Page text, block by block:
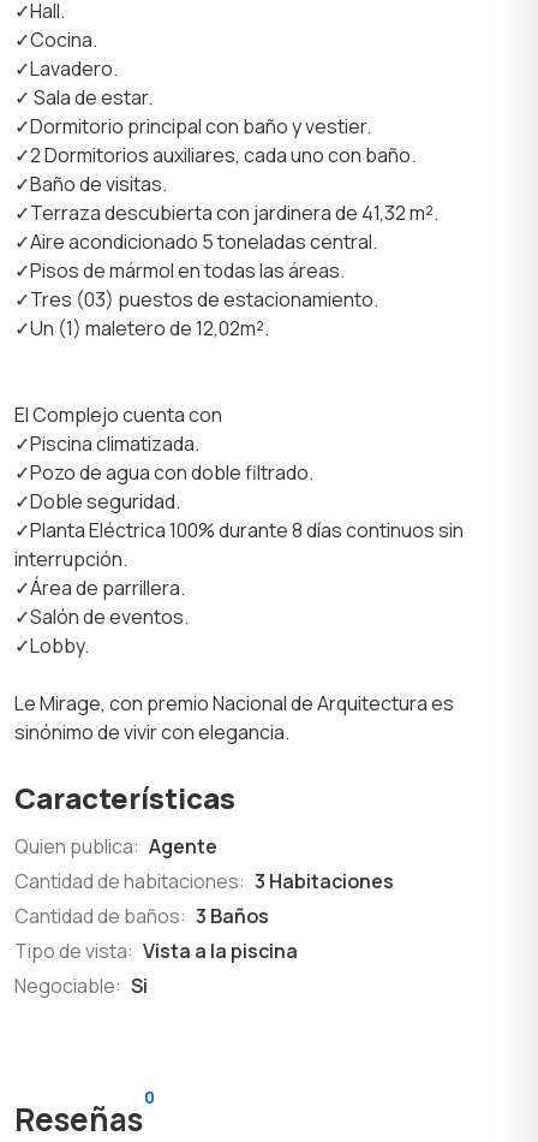
✓Hall.
✓Cocina.
✓Lavadero.
✓ Sala de estar.
✓Dormitorio principal con baño y vestier.
✓2 Dormitorios auxiliares, cada uno con baño.
✓Baño de visitas.
✓Terraza descubierta con jardinera de 41,32 m².
✓Aire acondicionado 5 toneladas central.
✓Pisos de mármol en todas las áreas.
✓Tres (03) puestos de estacionamiento.
✓Un (1) maletero de 12,02m².
El Complejo cuenta con
✓Piscina climatizada.
✓Pozo de agua con doble filtrado.
✓Doble seguridad.
✓Planta Eléctrica 100% durante 8 días continuos sin
interrupción.
✓Área de parrillera.
✓Salón de eventos.
✓Lobby.
Le Mirage, con premio Nacional de Arquitectura es
sinónimo de vivir con elegancia.
Características
Quien publica: Agente
Cantidad de habitaciones: 3 Habitaciones
Cantidad de baños: 3 Baños
Tipo de vista: Vista a la piscina
Negociable: Si
Reseñas
0